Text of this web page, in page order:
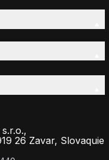
26 Zavar, Slovaquie